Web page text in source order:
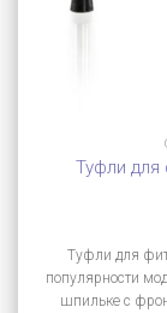
Туфли для
Туфли для
популярности
шпильке с